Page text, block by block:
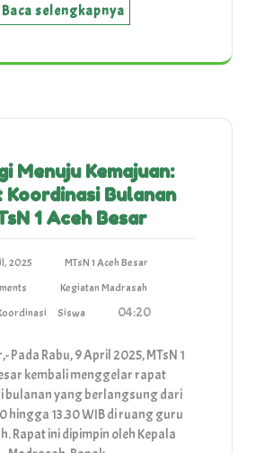
Baca selengkapnya
Menuju Kemajuan:
Koordinasi Bulanan
1 Aceh Besar
2025
MTsN 1 Aceh Besar
Kegiatan Madrasah
Siswa 04:20
Pada Rabu, 9 April 2025, MTsN 1
kembali menggelar rapat
bulanan yang berlangsung dari
hingga 13.30 WIB di ruang guru
Rapat ini dipimpin oleh Kepala